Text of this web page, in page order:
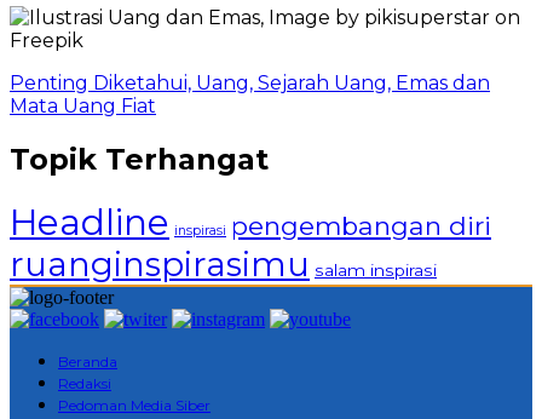
Penting Diketahui, Uang, Sejarah Uang, Emas dan
Mata Uang Fiat
Topik Terhangat
Headline inspirasi pengembangan diri
ruanginspirasimu salam inspirasi
Beranda
Redaksi
Pedoman Media Siber